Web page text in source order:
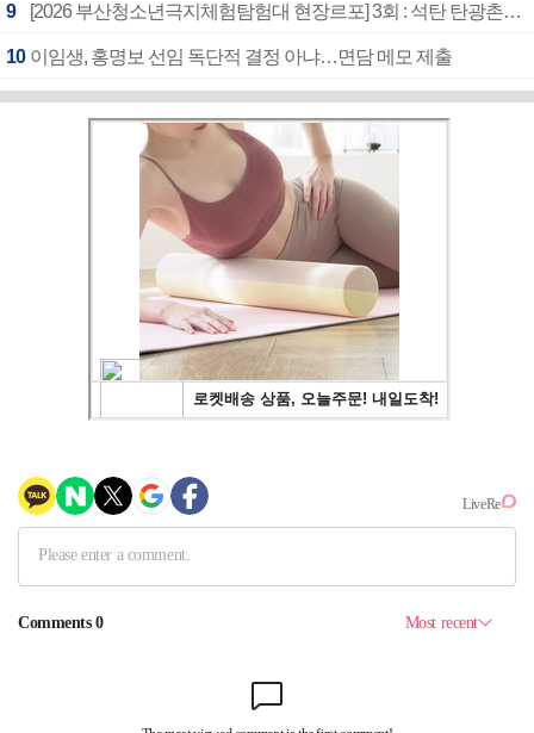
9 [2026 부산청소년극지체험탐험대 현장르포] 3회 : 석탄 탄광촌에서 북극 연구의 중심지로
10 이임생, 홍명보 선임 독단적 결정 아냐…면담 메모 제출